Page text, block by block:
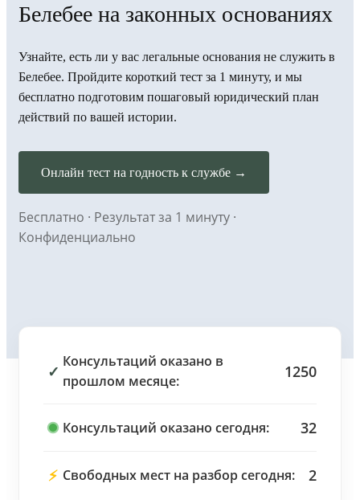
Белебее на законных основаниях
Узнайте, есть ли у вас легальные основания не служить в
Белебее. Пройдите короткий тест за 1 минуту, и мы
бесплатно подготовим пошаговый юридический план
действий по вашей истории.
Онлайн тест на годность к службе →
Бесплатно · Результат за 1 минуту ·
Конфиденциально
✓
Консультаций оказано в
прошлом месяце:
1250
Консультаций оказано сегодня: 32
⚡ Свободных мест на разбор сегодня: 2